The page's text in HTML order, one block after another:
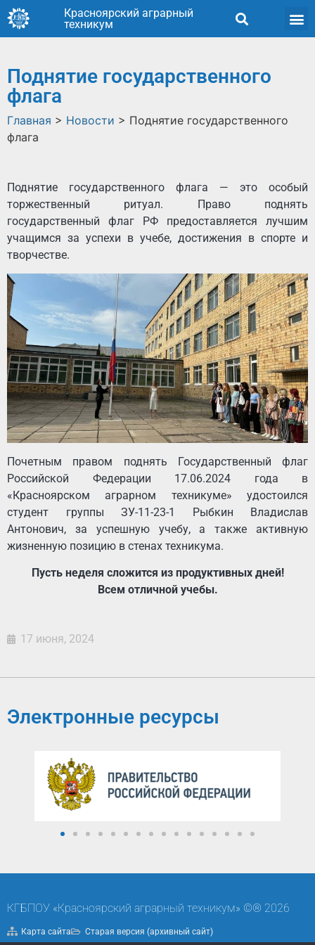
Красноярский аграрный
техникум
Поднятие государственного
флага
Главная > Новости > Поднятие государственного
флага
Поднятие государственного флага — это особый
торжественный ритуал. Право поднять
государственный флаг РФ предоставляется лучшим
учащимся за успехи в учебе, достижения в спорте и
творчестве.
Почетным правом поднять Государственный флаг
Российской Федерации 17.06.2024 года в
«Красноярском аграрном техникуме» удостоился
студент группы ЗУ-11-23-1 Рыбкин Владислав
Антонович, за успешную учебу, а также активную
жизненную позицию в стенах техникума.
Пусть неделя сложится из продуктивных дней!
Всем отличной учебы.
17 июня, 2024
Электронные ресурсы
КГБПОУ «Красноярский аграрный техникум» ©® 2026
Карта сайта Старая версия (архивный сайт)